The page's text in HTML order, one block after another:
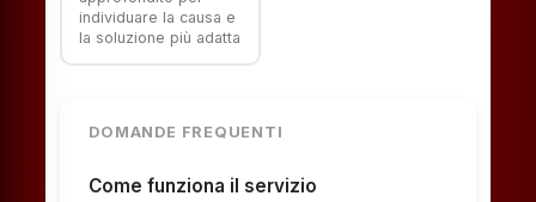
individuare la causa e
la soluzione più adatta
DOMANDE FREQUENTI
Come funziona il servizio